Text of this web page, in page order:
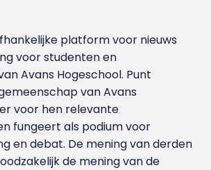
platform voor nieuws
voor studenten en
Avans Hoge­school. Punt
van Avans
voor hen relevante
fungeert als podium voor
en debat. De mening van derden
de mening van de